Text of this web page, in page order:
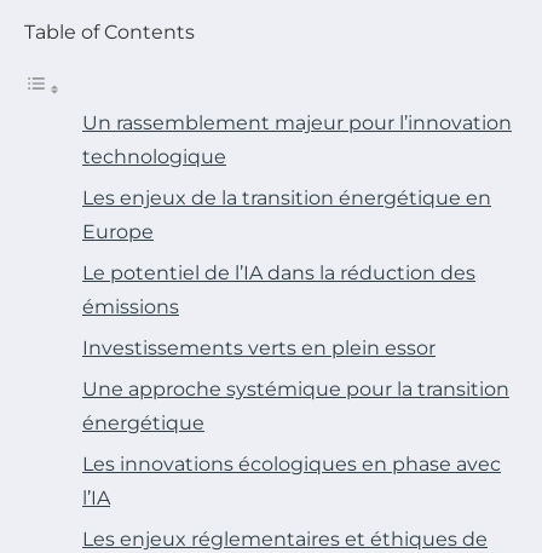
Table of Contents
Un rassemblement majeur pour l’innovation
technologique
Les enjeux de la transition énergétique en
Europe
Le potentiel de l’IA dans la réduction des
émissions
Investissements verts en plein essor
Une approche systémique pour la transition
énergétique
Les innovations écologiques en phase avec
l’IA
Les enjeux réglementaires et éthiques de